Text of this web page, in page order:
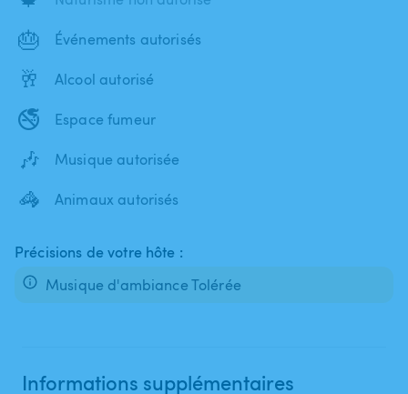
🎂 Événements autorisés
🥂 Alcool autorisé
🚭 Espace fumeur
🎶 Musique autorisée
🦓 Animaux autorisés
Précisions de votre hôte :
Musique d'ambiance Tolérée
Informations supplémentaires